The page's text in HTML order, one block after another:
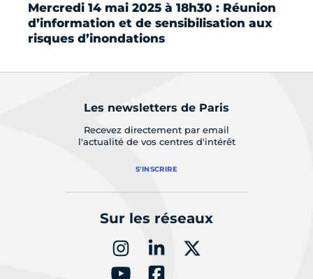
Mercredi 14 mai 2025 à 18h30 : Réunion
d’information et de sensibilisation aux
risques d’inondations
Les newsletters de Paris
Recevez directement par email
l'actualité de vos centres d'intérêt
S'INSCRIRE
Sur les réseaux